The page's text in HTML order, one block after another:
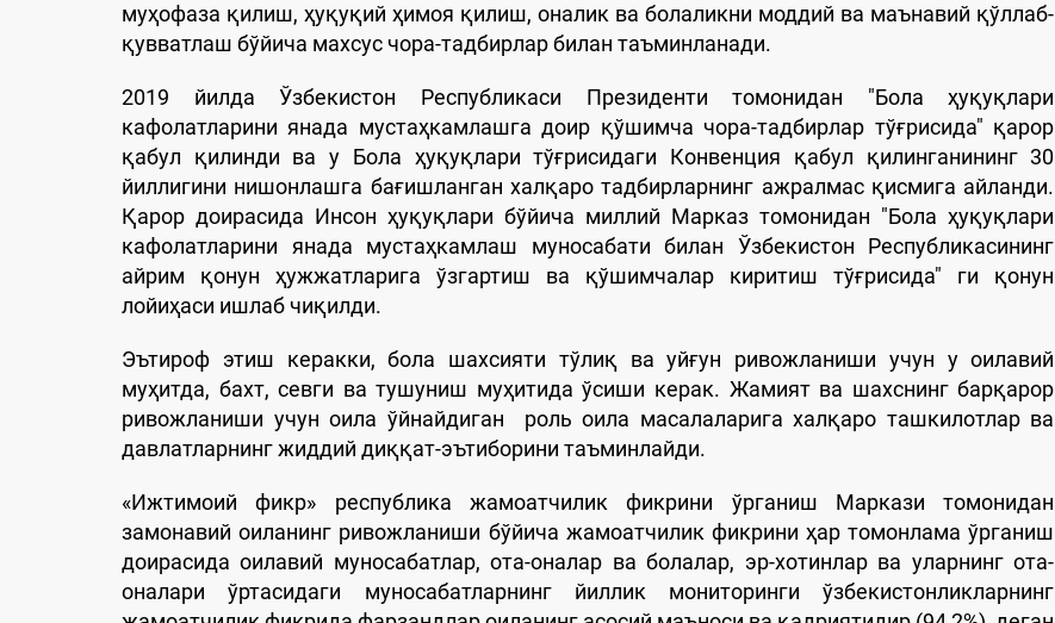
муҳофаза қилиш, ҳуқуқий ҳимоя қилиш, оналик ва болаликни моддий ва маънавий қўллаб-
қувватлаш бўйича махсус чора-тадбирлар билан таъминланади.
2019 йилда Ўзбекистон Республикаси Президенти томонидан "Бола ҳуқуқлари
кафолатларини янада мустаҳкамлашга доир қўшимча чора-тадбирлар тўғрисида" қарор
қабул қилинди ва у Бола ҳуқуқлари тўғрисидаги Конвенция қабул қилинганининг 30
йиллигини нишонлашга бағишланган халқаро тадбирларнинг ажралмас қисмига айланди.
Қарор доирасида Инсон ҳуқуқлари бўйича миллий Марказ томонидан "Бола ҳуқуқлари
кафолатларини янада мустаҳкамлаш муносабати билан Ўзбекистон Республикасининг
айрим қонун ҳужжатларига ўзгартиш ва қўшимчалар киритиш тўғрисида" ги қонун
лойиҳаси ишлаб чиқилди.
Эътироф этиш керакки, бола шахсияти тўлиқ ва уйғун ривожланиши учун у оилавий
муҳитда, бахт, севги ва тушуниш муҳитида ўсиши керак. Жамият ва шахснинг барқарор
ривожланиши учун оила ўйнайдиган роль оила масалаларига халқаро ташкилотлар ва
давлатларнинг жиддий диққат-эътиборини таъминлайди.
«Ижтимоий фикр» республика жамоатчилик фикрини ўрганиш Маркази томонидан
замонавий оиланинг ривожланиши бўйича жамоатчилик фикрини ҳар томонлама ўрганиш
доирасида оилавий муносабатлар, ота-оналар ва болалар, эр-хотинлар ва уларнинг ота-
оналари ўртасидаги муносабатларнинг йиллик мониторинги ўзбекистонликларнинг